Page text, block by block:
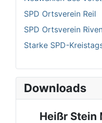
SPD Ortsverein Reil
SPD Ortsverein
Starke SPD-
Downloads
Heißr Stein